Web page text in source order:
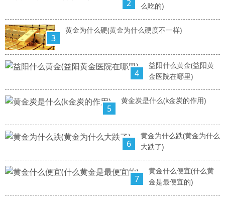
2
么吃的)
3
黄金为什么硬(黄金为什么硬度不一样)
4
益阳什么黄金(益阳黄
金医院在哪里)
5
黄金炭是什么(k金炭的作用)
6
黄金为什么跌(黄金为什么
大跌了)
7
黄金什么便宜(什么黄
金是最便宜的)